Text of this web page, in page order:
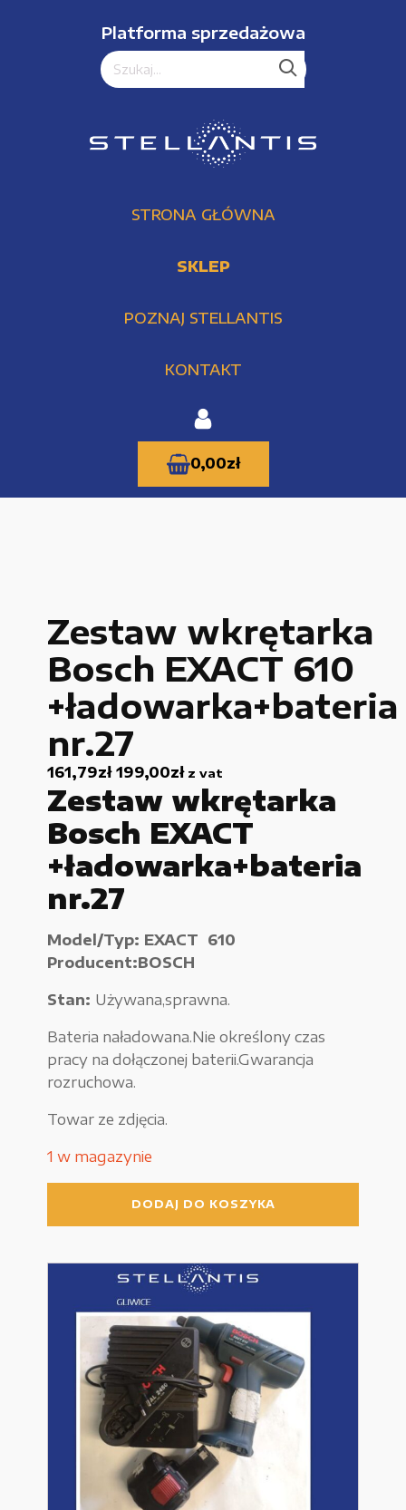
Platforma sprzedażowa
STRONA GŁÓWNA
SKLEP
POZNAJ STELLANTIS
KONTAKT
0,00zł
Części zamienne do urządzeń i narzędzi
Kable i przewody
Maszyny i urządzenia produkcujne
Materiały budowlane
Nowe części zamienne
Pompy i przekładnie
Urządzenia elektryczne
Urządzenia pneumatyczne i hydrauliczne
Używane narzędzia warsztatowe
Pozostałe
WYPRZEDAŻE
Polityka Prywatności
Zestaw wkrętarka
Bosch EXACT 610
+ładowarka+bateria
nr.27
161,79zł 199,00złz vat
Zestaw wkrętarka
Bosch EXACT
+ładowarka+bateria
nr.27
Model/Typ: EXACT 610
Producent:BOSCH
Stan: Używana,sprawna.
Bateria naładowana.Nie określony czas
pracy na dołączonej baterii.Gwarancja
rozruchowa.
Towar ze zdjęcia.
1 w magazynie
EXACT
+ładowarka+bateria
DODAJ DO KOSZYKA